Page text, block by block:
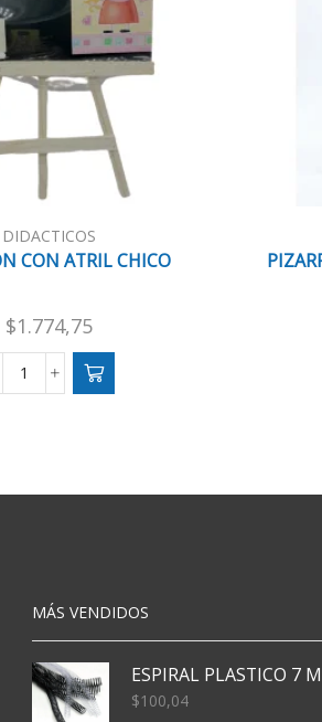
DIDACTICOS
CON ATRIL CHICO
$1.774,75
PIZARRON
MÁS VENDIDOS
$100,04